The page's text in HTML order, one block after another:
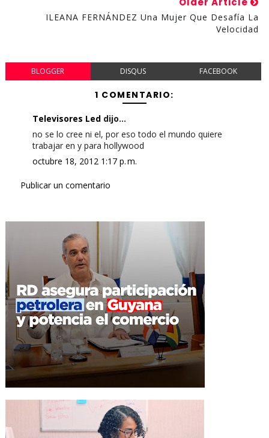
ILEANA FERNÁNDEZ Una Mujer Que Desafía La
Velocidad
BLOGGER DISQUS FACEBOOK
1 COMENTARIO:
Televisores Leddijo...
no se lo cree ni el, por eso todo el mundo quiere
trabajar en y para hollywood
octubre 18, 2012 1:17 p. m.
Publicar un comentario